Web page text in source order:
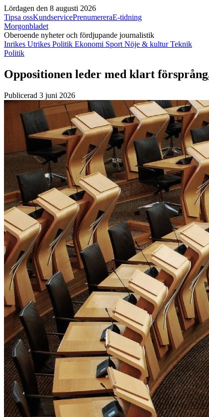
Lördagen den 8 augusti 2026
Tipsa ossKundservicePrenumereraE-tidning
Morgonbladet
Oberoende nyheter och fördjupande journalistik
Inrikes Utrikes Politik Ekonomi Sport Nöje & kulturTeknik
Politik
Oppositionen leder med klart
Publicerad 3 juni 2026